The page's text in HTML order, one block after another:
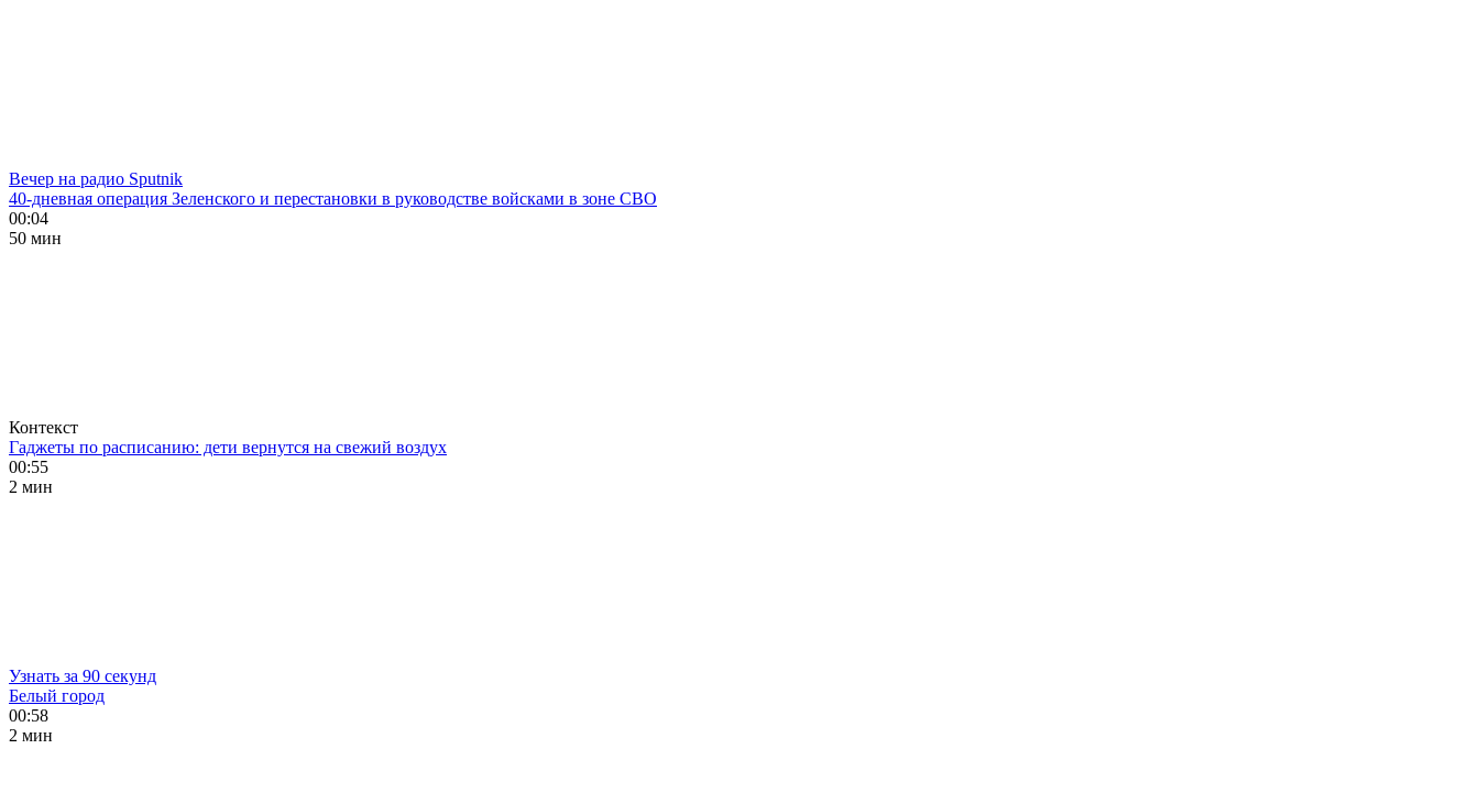
Вечер на радио Sputnik
40-дневная операция Зеленского и перестановки в руководстве войсками в зоне СВО
00:04
50 мин
Контекст
Гаджеты по расписанию: дети вернутся на свежий воздух
00:55
2 мин
Узнать за 90 секунд
Белый город
00:58
2 мин